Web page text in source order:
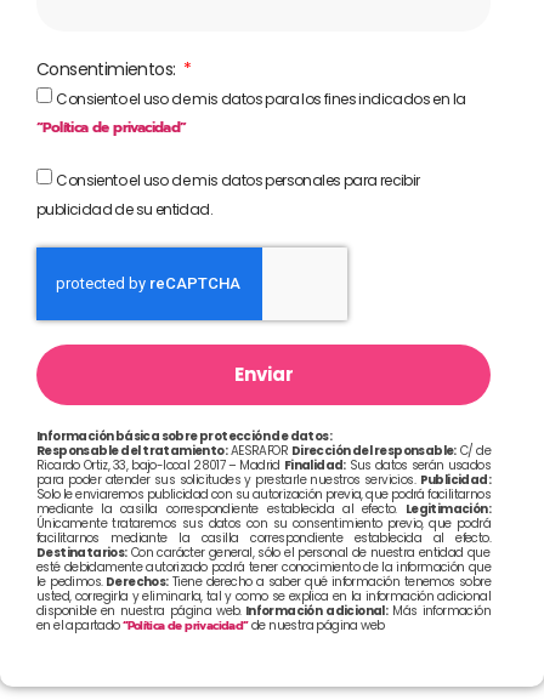
Consentimientos:
Consiento el uso de mis datos para los fines indicados en la
“Política de privacidad”
Consiento el uso de mis datos personales para recibir
publicidad de su entidad.
Enviar
Información básica sobre protección de datos:
Responsable del tratamiento:AESRAFOR Dirección del responsable:C/ de
Ricardo Ortiz, 33, bajo-local 28017 – Madrid Finalidad:Sus datos serán usados
para poder atender sus solicitudes y prestarle nuestros servicios. Publicidad:
Solo le enviaremos publicidad con su autorización previa, que podrá facilitarnos
mediante la casilla correspondiente establecida al efecto. Legitimación:
Únicamente trataremos sus datos con su consentimiento previo, que podrá
facilitarnos mediante la casilla correspondiente establecida al efecto.
Destinatarios:Con carácter general, sólo el personal de nuestra entidad que
esté debidamente autorizado podrá tener conocimiento de la información que
le pedimos.Derechos:Tiene derecho a saber qué información tenemos sobre
usted, corregirla y eliminarla, tal y como se explica en la información adicional
disponible en nuestra página web.Información adicional:Más información
en el apartado“Política de privacidad”de nuestra página web